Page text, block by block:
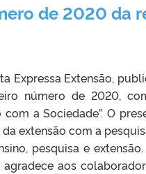
de 2020 da
Expressa Extensão,
número de 2020,
com a Sociedade”. O
extensão com a
pesquisa e
agradece aos